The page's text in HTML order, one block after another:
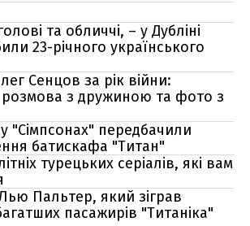
та обличчі, – у Дубліні
23-річного українського
Сенцов за рік війни:
з дружиною та фото з
"Сімпсонах" передбачили
батискафа "Титан"
турецьких серіалів, які вам
Пальтер, який зіграв
пасажирів "Титаніка"